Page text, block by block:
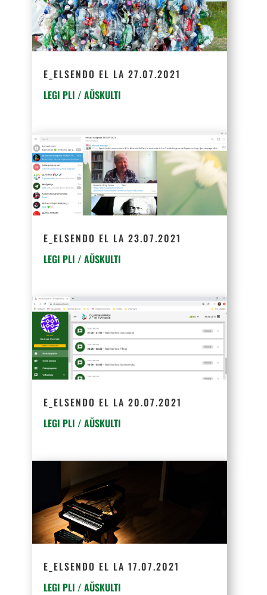
E_ELSENDO EL LA 27.07.2021
LEGI PLI / AŬSKULTI
E_ELSENDO EL LA 23.07.2021
LEGI PLI / AŬSKULTI
E_ELSENDO EL LA 20.07.2021
LEGI PLI / AŬSKULTI
E_ELSENDO EL LA 17.07.2021
LEGI PLI / AŬSKULTI